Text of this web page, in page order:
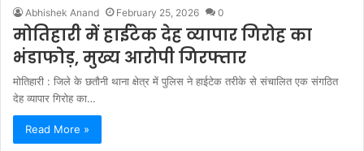
Abhishek Anand February 25, 2026 0
मोतिहारी में हाईटेक देह व्यापार गिरोह का
भंडाफोड़, मुख्य आरोपी गिरफ्तार
मोतिहारी : जिले के छतौनी थाना क्षेत्र में पुलिस ने हाईटेक तरीके से संचालित एक संगठित
देह व्यापार गिरोह का…
Read More »